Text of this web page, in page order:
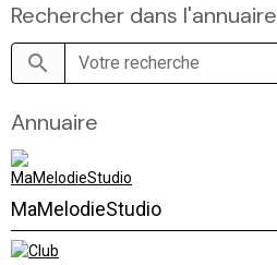
Rechercher dans l'annuaire
Annuaire
MaMelodieStudio